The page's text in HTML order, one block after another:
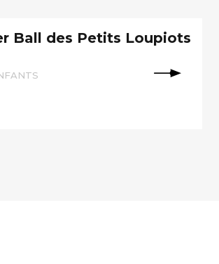
Ball des Petits Loupiots